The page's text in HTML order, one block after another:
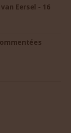
Eersel - 16